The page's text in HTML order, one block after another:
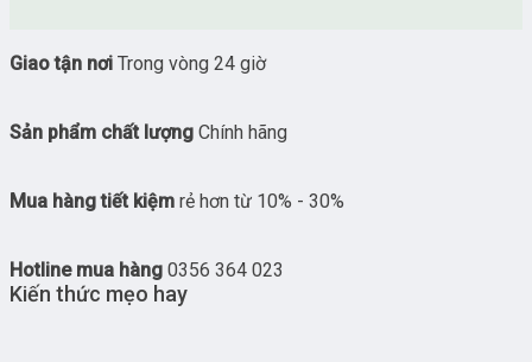
Giao tận nơi Trong vòng 24 giờ
Sản phẩm chất lượng Chính hãng
Mua hàng tiết kiệm rẻ hơn từ 10% - 30%
Hotline mua hàng 0356 364 023
Kiến thức mẹo hay